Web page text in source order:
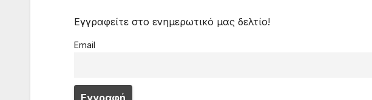
Εγγραφείτε στο ενημερωτικό μας δελτίο!
Email